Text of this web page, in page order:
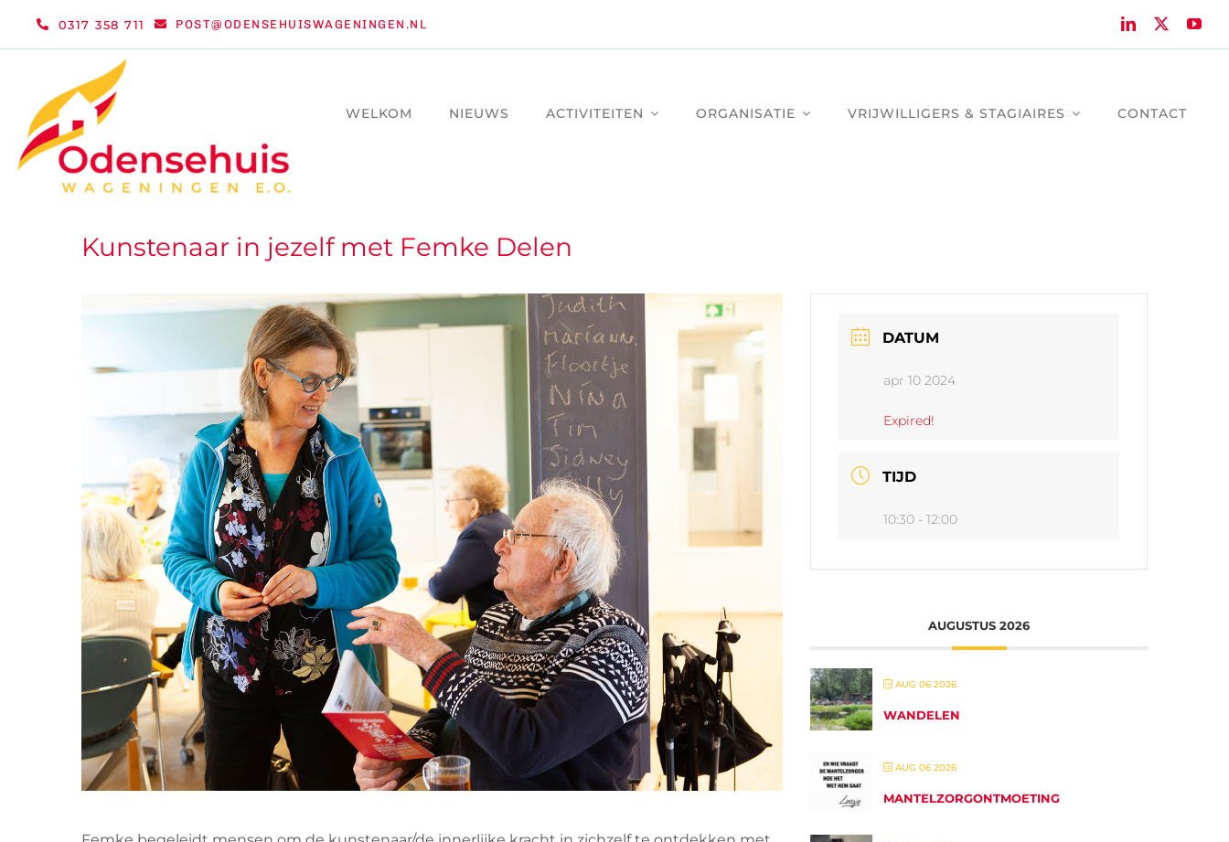
0317 358 711 POST@ODENSEHUISWAGENINGEN.NL
WELKOM NIEUWS ACTIVITEITEN ORGANISATIE VRIJWILLIGERS & STAGIAIRES CONTACT
Kunstenaar in jezelf met Femke Delen
DATUM
apr 10 2024
Expired!
TIJD
10:30 - 12:00
AUGUSTUS 2026
AUG 06 2026
WANDELEN
AUG 06 2026
MANTELZORGONTMOETING